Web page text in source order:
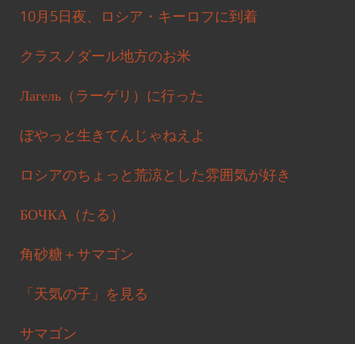
10月5日夜、ロシア・キーロフに到着
クラスノダール地方のお米
Лагель（ラーゲリ）に行った
ぼやっと生きてんじゃねえよ
ロシアのちょっと荒涼とした雰囲気が好き
БОЧКА（たる）
角砂糖＋サマゴン
「天気の子」を見る
サマゴン